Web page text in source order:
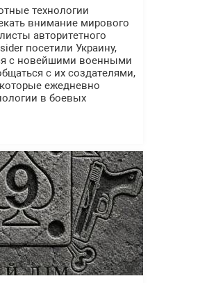
технологии
внимание мирового
авторитетного
посетили Украину,
с новейшими военными
с их создателями,
ежедневно
в боевых